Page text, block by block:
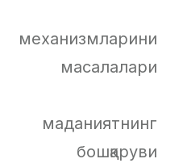
масалалари
бошқаруви